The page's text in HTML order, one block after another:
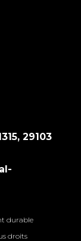
29103
durable
droits